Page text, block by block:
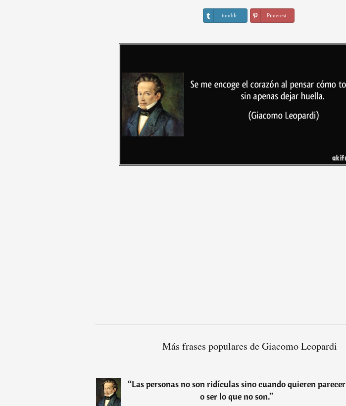
tumblr Pinterest
Más frases populares de Giacomo Leopardi
“Las personas no son ridículas sino cuando quieren parecer
o ser lo que no son.”